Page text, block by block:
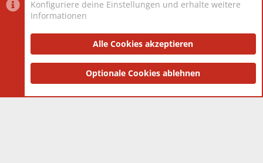
Datenschutzerklärung Impressum
Community platform by XenForo® © 2010-2025 XenForo Ltd.
and add-ons by ThemeHouse
Konfiguriere deine Einstellungen und erhalte weitere
Informationen
Alle Cookies akzeptieren
Optionale Cookies ablehnen